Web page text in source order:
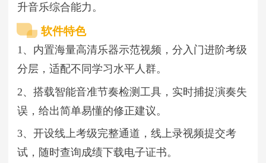
升音乐综合能力。
软件特色
1、内置海量高清乐器示范视频，分入门进阶考级
分层，适配不同学习水平人群。
2、搭载智能音准节奏检测工具，实时捕捉演奏失
误，给出简单易懂的修正建议。
3、开设线上考级完整通道，线上录视频提交考
试，随时查询成绩下载电子证书。